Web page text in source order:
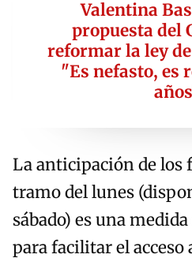
Valentina
propuesta del
reformar la ley
"Es nefasto, es
La anticipación de los
tramo del lunes
sábado) es una
para facilitar el acceso